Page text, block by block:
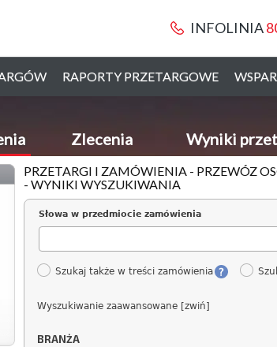
INFOLINIA
RAPORTY PRZETARGOWE
Zlecenia Wyniki
PRZETARGI I ZAMÓWIENIA - PRZEWÓZ
- WYNIKI WYSZUKIWANIA
Słowa w przedmiocie zamówienia
Szukaj także w treści zamówienia
Wyszukiwanie zaawansowane [zwiń]
BRANŻA